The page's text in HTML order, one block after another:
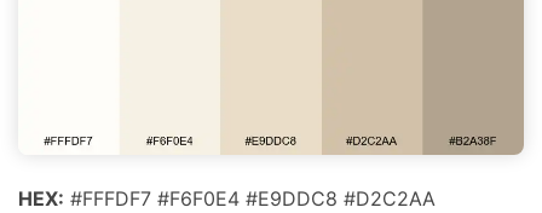
HEX: #FFFDF7 #F6F0E4 #E9DDC8 #D2C2AA